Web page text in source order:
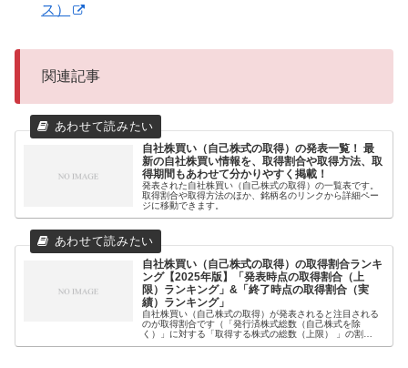
ス）
関連記事
自社株買い（自己株式の取得）の発表一覧！ 最
新の自社株買い情報を、取得割合や取得方法、取
得期間もあわせて分かりやすく掲載！
発表された自社株買い（自己株式の取得）の一覧表です。
取得割合や取得方法のほか、銘柄名のリンクから詳細ペー
ジに移動できます。
自社株買い（自己株式の取得）の取得割合ランキ
ング【2025年版】「発表時点の取得割合（上
限）ランキング」&「終了時点の取得割合（実
績）ランキング」
自社株買い（自己株式の取得）が発表されると注目される
のが取得割合です（「発行済株式総数（自己株式を除
く）」に対する「取得する株式の総数（上限） 」の割